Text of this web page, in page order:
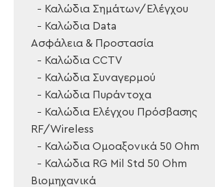
Καλώδια Σημάτων/Ελέγχου
Καλώδια Data
Ασφάλεια & Προστασία
Καλώδια CCTV
Καλώδια Συναγερμού
Καλώδια Πυράντοχα
Καλώδια Ελέγχου Πρόσβασης
RF/Wireless
Καλώδια Ομοαξονικά 50 Ohm
Καλώδια RG Mil Std 50 Ohm
Βιομηχανικά